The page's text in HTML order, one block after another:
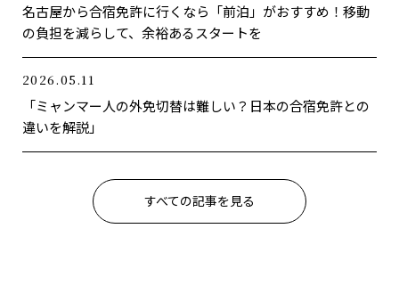
名古屋から合宿免許に行くなら「前泊」がおすすめ！移動
の負担を減らして、余裕あるスタートを
2026.05.11
「ミャンマー人の外免切替は難しい？日本の合宿免許との
違いを解説」
すべての記事を見る